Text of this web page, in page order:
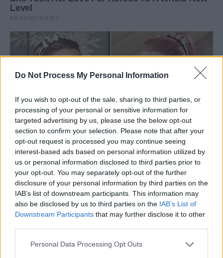
Do Not Process My Personal Information
If you wish to opt-out of the sale, sharing to third parties, or
processing of your personal or sensitive information for
targeted advertising by us, please use the below opt-out
section to confirm your selection. Please note that after your
opt-out request is processed you may continue seeing
interest-based ads based on personal information utilized by
us or personal information disclosed to third parties prior to
your opt-out. You may separately opt-out of the further
disclosure of your personal information by third parties on the
IAB’s list of downstream participants. This information may
also be disclosed by us to third parties on the IAB’s List of
Downstream Participants that may further disclose it to other
Personal Data Processing Opt Outs